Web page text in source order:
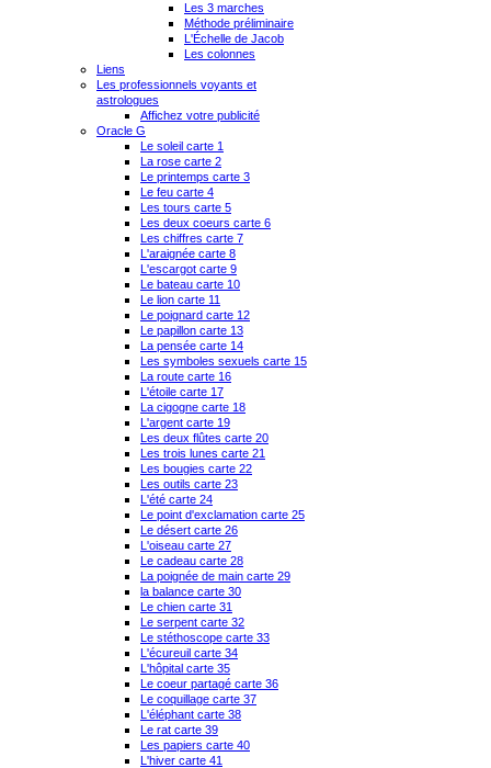
Les 3 marches
Méthode préliminaire
L'Échelle de Jacob
Les colonnes
Liens
Les professionnels voyants et
astrologues
Affichez votre publicité
Oracle G
Le soleil carte 1
La rose carte 2
Le printemps carte 3
Le feu carte 4
Les tours carte 5
Les deux coeurs carte 6
Les chiffres carte 7
L'araignée carte 8
L'escargot carte 9
Le bateau carte 10
Le lion carte 11
Le poignard carte 12
Le papillon carte 13
La pensée carte 14
Les symboles sexuels carte 15
La route carte 16
L'étoile carte 17
La cigogne carte 18
L'argent carte 19
Les deux flûtes carte 20
Les trois lunes carte 21
Les bougies carte 22
Les outils carte 23
L'été carte 24
Le point d'exclamation carte 25
Le désert carte 26
L'oiseau carte 27
Le cadeau carte 28
La poignée de main carte 29
la balance carte 30
Le chien carte 31
Le serpent carte 32
Le stéthoscope carte 33
L'écureuil carte 34
L'hôpital carte 35
Le coeur partagé carte 36
Le coquillage carte 37
L'éléphant carte 38
Le rat carte 39
Les papiers carte 40
L'hiver carte 41